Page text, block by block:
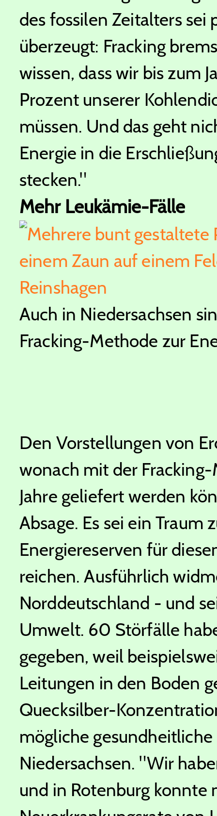
des fossilen Zeitalters
überzeugt: Fracking
wissen, dass wir bis zum
Prozent unserer
müssen. Und das geht
Energie in die
stecken."
Mehr Leukämie-Fälle
Auch in Niedersachsen
Fracking-Methode zur
Den Vorstellungen von
wonach mit der
Jahre geliefert werden
Absage. Es sei ein Traum
Energiereserven für
reichen. Ausführlich
Norddeutschland - und
Umwelt. 60 Störfälle
gegeben, weil
Leitungen in den Boden
Quecksilber-
mögliche
Niedersachsen. "Wir
und in Rotenburg konnte